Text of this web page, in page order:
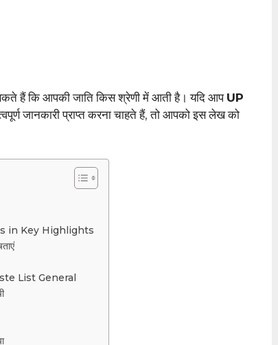
हैं कि आपकी जाति किस श्रेणी में आती है। यदि आप UP
जानकारी प्राप्त करना चाहते हैं, तो आपको इस लेख को
in Key Highlights
List General